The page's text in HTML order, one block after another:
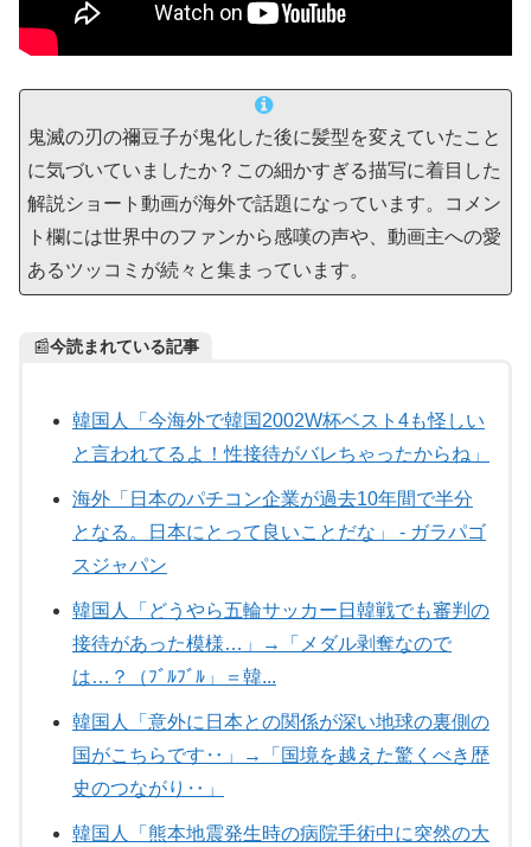
鬼滅の刃の禰豆子が鬼化した後に髪型を変えていたこと
に気づいていましたか？この細かすぎる描写に着目した
解説ショート動画が海外で話題になっています。コメン
ト欄には世界中のファンから感嘆の声や、動画主への愛
あるツッコミが続々と集まっています。
📰今読まれている記事
韓国人「今海外で韓国2002W杯ベスト4も怪しい
と言われてるよ！性接待がバレちゃったからね」
海外「日本のパチコン企業が過去10年間で半分
となる。日本にとって良いことだな」 - ガラパゴ
スジャパン
韓国人「どうやら五輪サッカー日韓戦でも審判の
接待があった模様…」→「メダル剥奪なので
は…？（ﾌﾞﾙﾌﾞﾙ」＝韓...
韓国人「意外に日本との関係が深い地球の裏側の
国がこちらです‥」→「国境を越えた驚くべき歴
史のつながり‥」
韓国人「熊本地震発生時の病院手術中に突然の大